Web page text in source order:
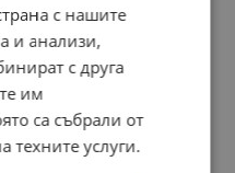
с нашите
и анализи,
с друга
им
са събрали от
техните услуги.